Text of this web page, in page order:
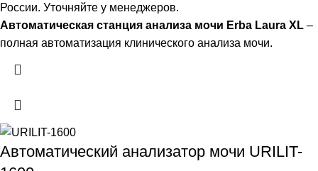
России. Уточняйте у менеджеров.
Автоматическая станция анализа мочи Erba Laura XL –
полная автоматизация клинического анализа мочи.
Автоматический анализатор мочи URILIT-